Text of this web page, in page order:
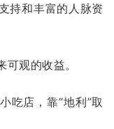
持和丰富的人脉资
观的收益。
吃店，靠“地利”取